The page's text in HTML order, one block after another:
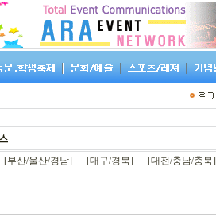
[부산/울산/경남] [대구/경북] [대전/충남/충북]